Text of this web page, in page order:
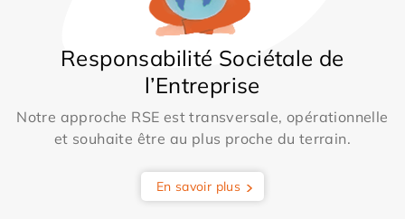
Responsabilité Sociétale de
l’Entreprise
Notre approche RSE est transversale, opérationnelle
et souhaite être au plus proche du terrain.
En savoir plus